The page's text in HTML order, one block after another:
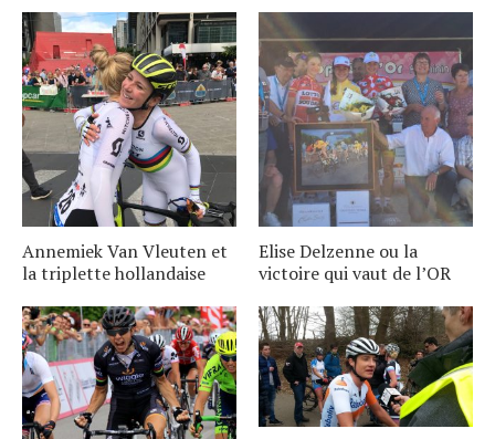
Annemiek Van Vleuten et
la triplette hollandaise
Elise Delzenne ou la
victoire qui vaut de l’OR